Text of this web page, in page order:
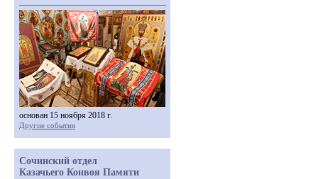
основан 15 ноября 2018 г.
Другие события
Сочинский отдел
Казачьего Конвоя Памяти